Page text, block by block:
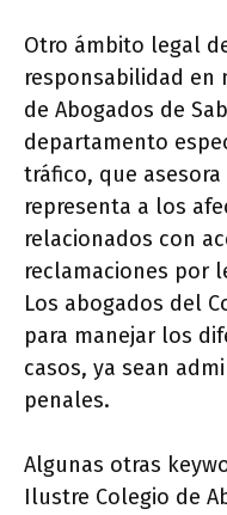
Otro ámbito legal
responsabilidad en
de Abogados de
departamento
tráfico, que
representa a los
relacionados con
reclamaciones por
Los abogados del
para manejar los
casos, ya sean
penales.
Algunas otras
Ilustre Colegio de